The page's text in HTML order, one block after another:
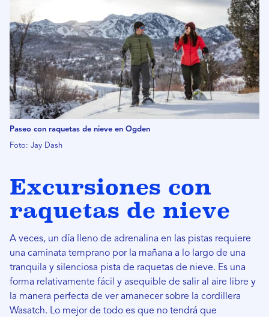
Paseo con raquetas de nieve en Ogden
Foto: Jay Dash
Excursiones con
raquetas de nieve
A veces, un día lleno de adrenalina en las pistas requiere
una caminata temprano por la mañana a lo largo de una
tranquila y silenciosa pista de raquetas de nieve. Es una
forma relativamente fácil y asequible de salir al aire libre y
la manera perfecta de ver amanecer sobre la cordillera
Wasatch. Lo mejor de todo es que no tendrá que